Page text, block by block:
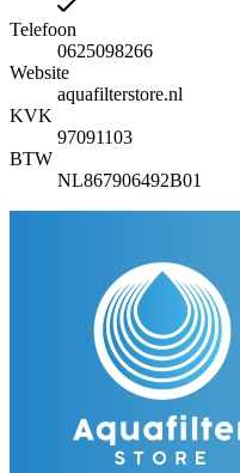
Telefoon
0625098266
Website
aquafilterstore.nl
KVK
97091103
BTW
NL867906492B01